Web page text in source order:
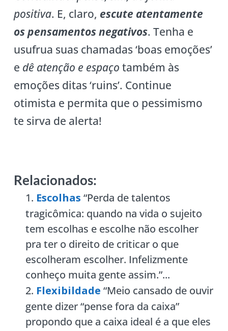
positiva. E, claro, escute atentamente
os pensamentos negativos. Tenha e
usufrua suas chamadas ‘boas emoções’
e dê atenção e espaço também às
emoções ditas ‘ruins’. Continue
otimista e permita que o pessimismo
te sirva de alerta!
Relacionados:
Escolhas “Perda de talentos
tragicômica: quando na vida o sujeito
tem escolhas e escolhe não escolher
pra ter o direito de criticar o que
escolheram escolher. Infelizmente
conheço muita gente assim.”...
Flexibildade “Meio cansado de ouvir
gente dizer “pense fora da caixa”
propondo que a caixa ideal é a que eles